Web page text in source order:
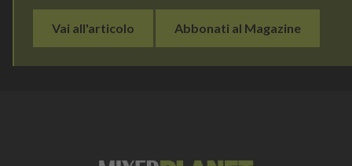
Vai all'articolo Abbonati al Magazine